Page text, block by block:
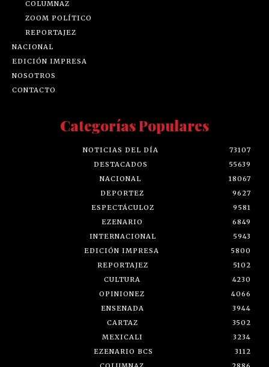
COLUMNAZ
ZOOM POLÍTICO
REPORTAJEZ
NACIONAL
EDICIÓN IMPRESA
NOSOTROS
CONTACTO
Categorías Populares
NOTICIAS DEL DÍA
73107
DESTACADOS
55639
NACIONAL
18067
DEPORTEZ
9627
ESPECTÁCULOZ
9581
EZENARIO
6849
INTERNACIONAL
5943
EDICIÓN IMPRESA
5800
REPORTAJEZ
5102
CULTURA
4230
OPINIONEZ
4066
ENSENADA
3944
CARTAZ
3502
MEXICALI
3234
EZENARIO BCS
3112